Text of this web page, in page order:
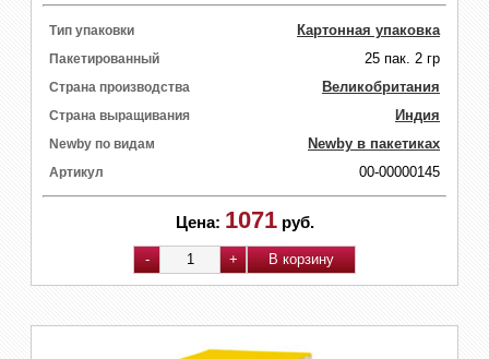
Тип упаковки Картонная упаковка
Пакетированный 25 пак. 2 гр
Страна производства Великобритания
Страна выращивания Индия
Newby по видам Newby в пакетиках
Артикул 00-00000145
Цена: 1071 руб.